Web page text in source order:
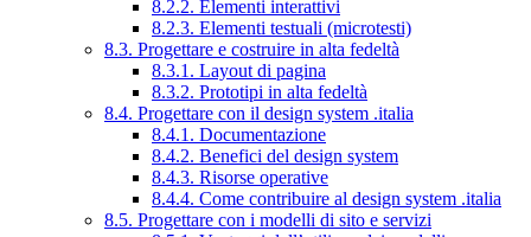
8.2.2. Elementi interattivi
8.2.3. Elementi testuali (microtesti)
8.3. Progettare e costruire in alta fedeltà
8.3.1. Layout di pagina
8.3.2. Prototipi in alta fedeltà
8.4. Progettare con il design system .italia
8.4.1. Documentazione
8.4.2. Benefici del design system
8.4.3. Risorse operative
8.4.4. Come contribuire al design system .italia
8.5. Progettare con i modelli di sito e servizi